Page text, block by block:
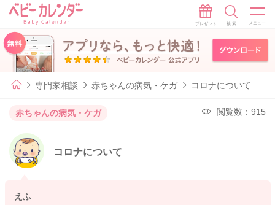
専門家相談 赤ちゃんの病気・ケガ コロナについて
赤ちゃんの病気・ケガ 閲覧数：915
コロナについて
えふ